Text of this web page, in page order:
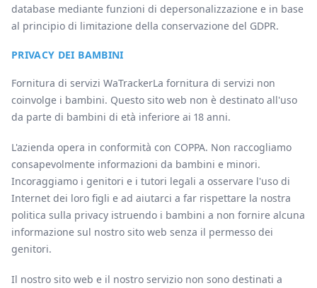
database mediante funzioni di depersonalizzazione e in base
al principio di limitazione della conservazione del GDPR.
PRIVACY DEI BAMBINI
Fornitura di servizi WaTrackerLa fornitura di servizi non
coinvolge i bambini. Questo sito web non è destinato all'uso
da parte di bambini di età inferiore ai 18 anni.
L'azienda opera in conformità con COPPA. Non raccogliamo
consapevolmente informazioni da bambini e minori.
Incoraggiamo i genitori e i tutori legali a osservare l'uso di
Internet dei loro figli e ad aiutarci a far rispettare la nostra
politica sulla privacy istruendo i bambini a non fornire alcuna
informazione sul nostro sito web senza il permesso dei
genitori.
Il nostro sito web e il nostro servizio non sono destinati a